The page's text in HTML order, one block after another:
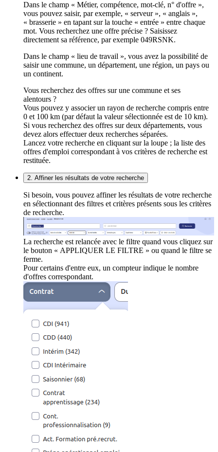
Dans le champ « Métier, compétence, mot-clé, n° d'offre »,
vous pouvez saisir, par exemple, « serveur », « anglais »,
« brasserie » en tapant sur la touche « entrée » entre chaque
mot. Vous recherchez une offre précise ? Saisissez
directement sa référence, par exemple 049RSNK.
Dans le champ « lieu de travail », vous avez la possibilité de
saisir une commune, un département, une région, un pays ou
un continent.
Vous recherchez des offres sur une commune et ses
alentours ?
Vous pouvez y associer un rayon de recherche compris entre
0 et 100 km (par défaut la valeur sélectionnée est de 10 km).
Si vous recherchez des offres sur deux départements, vous
devez alors effectuer deux recherches séparées.
Lancez votre recherche en cliquant sur la loupe ; la liste des
offres d'emploi correspondant à vos critères de recherche est
restituée.
2. Affiner les résultats de votre recherche
Si besoin, vous pouvez affiner les résultats de votre recherche
en sélectionnant des filtres et critères présents sous les critères
de recherche.
La recherche est relancée avec le filtre quand vous cliquez sur
le bouton « APPLIQUER LE FILTRE » ou quand le filtre se
ferme.
Pour certains d'entre eux, un compteur indique le nombre
d'offres correspondant.